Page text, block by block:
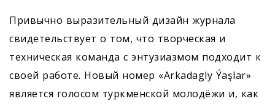
Привычно выразительный дизайн журнала
свидетельствует о том, что творческая и
техническая команда с энтузиазмом подходит к
своей работе. Новый номер «Arkadagly Ýaşlar»
является голосом туркменской молодёжи и, как